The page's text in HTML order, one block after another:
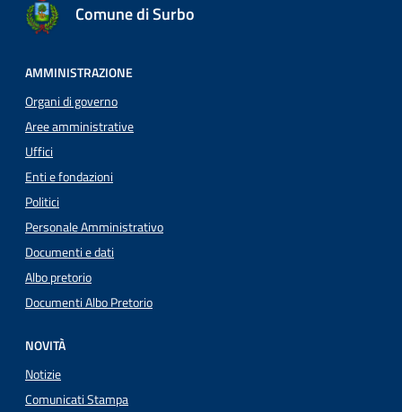
Comune di Surbo
AMMINISTRAZIONE
Organi di governo
Aree amministrative
Uffici
Enti e fondazioni
Politici
Personale Amministrativo
Documenti e dati
Albo pretorio
Documenti Albo Pretorio
NOVITÀ
Notizie
Comunicati Stampa